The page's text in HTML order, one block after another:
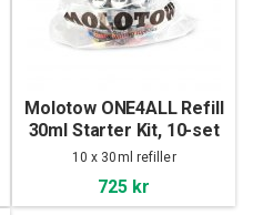
Molotow ONE4ALL Refill
30ml Starter Kit, 10-set
10 x 30ml refiller
725 kr